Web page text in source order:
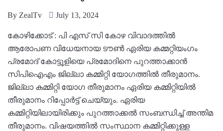
By ZealTv July 13, 2024
കോഴിക്കോട് : പി എസ് സി കോഴ വിവാദത്തില്‍
ആരോപണ വിധേയനായ ടൗണ്‍ ഏരിയ കമ്മറ്റിയംഗം
പ്രമോദ് കോട്ടൂളിയെ പ്രമോദിനെ പുറത്താക്കാന്‍
സിപിഐഎം ജില്ലാ കമ്മിറ്റി യോഗത്തില്‍ തീരുമാനം.
ജില്ലാ കമ്മിറ്റി യോഗ തീരുമാനം ഏരിയ കമ്മിറ്റിയില്‍
തീരുമാനം റിപ്പോര്‍ട്ട് ചെയ്യും. ഏരിയ
കമ്മിറ്റിയിലായിരിക്കും പുറത്താക്കല്‍ സംബന്ധിച്ച് അന്തിമ
തീരുമാനം. വിഷയത്തില്‍ സംസ്ഥാന കമ്മിറ്റിക്കുള്ള